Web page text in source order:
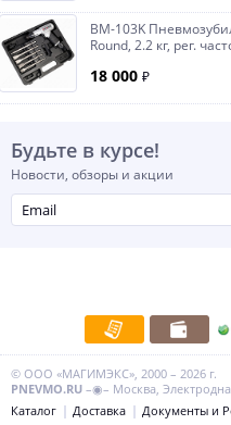
BM-103K
Round, 2.2 кг, рег.
18 000 ₽
Будьте в курсе!
Новости, обзоры и акции
© ООО «МАГИМЭКС», 2000 – 2026 г.
PNEVMO.RU –◉– Москва,
Каталог
Доставка Документы и